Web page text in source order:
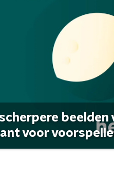
beelden
voor